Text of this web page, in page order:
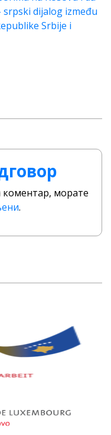
dijalog između
Srbije i
коментар, морате
.